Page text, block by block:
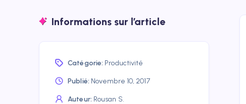
Informations sur l’article
Catégorie: Productivité
Publié: Novembre 10, 2017
Auteur: Rousan S.